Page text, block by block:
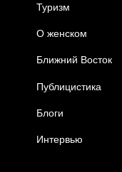
Туризм
О женском
Ближний Восток
Публицистика
Блоги
Интервью